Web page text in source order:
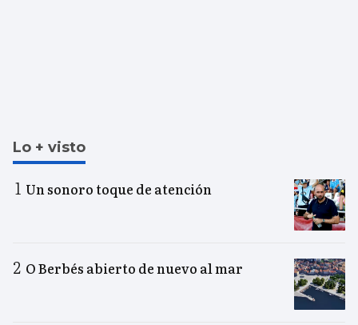
Lo + visto
Un sonoro toque de atención
O Berbés abierto de nuevo al mar